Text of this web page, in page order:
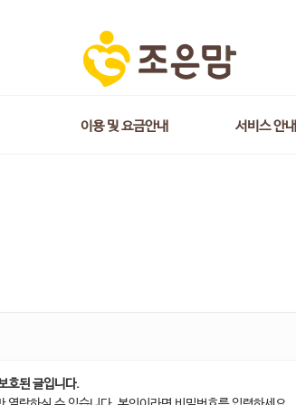
이용 및 요금안내 서비스 안내
호된 글입니다.